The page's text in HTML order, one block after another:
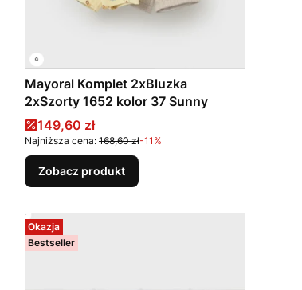
Mayoral Komplet 2xBluzka
2xSzorty 1652 kolor 37 Sunny
Cena promocyjna
149,60 zł
Najniższa cena: 168,60 zł-11%
Zobacz produkt
Okazja
Bestseller